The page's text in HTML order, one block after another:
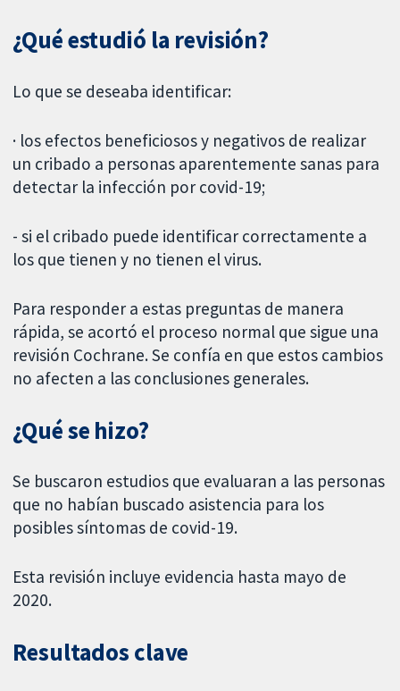
¿Qué estudió la revisión?
Lo que se deseaba identificar:
· los efectos beneficiosos y negativos de realizar
un cribado a personas aparentemente sanas para
detectar la infección por covid-19;
- si el cribado puede identificar correctamente a
los que tienen y no tienen el virus.
Para responder a estas preguntas de manera
rápida, se acortó el proceso normal que sigue una
revisión Cochrane. Se confía en que estos cambios
no afecten a las conclusiones generales.
¿Qué se hizo?
Se buscaron estudios que evaluaran a las personas
que no habían buscado asistencia para los
posibles síntomas de covid-19.
Esta revisión incluye evidencia hasta mayo de
2020.
Resultados clave